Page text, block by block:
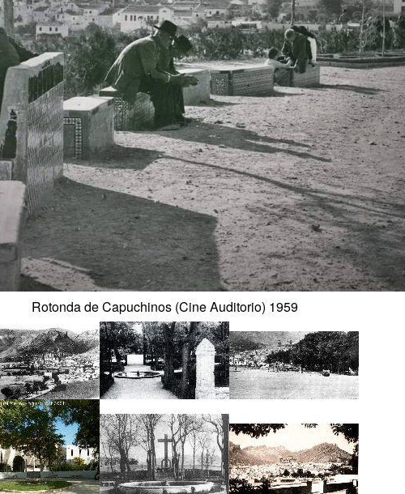
Rotonda de Capuchinos (Cine Auditorio) 1959